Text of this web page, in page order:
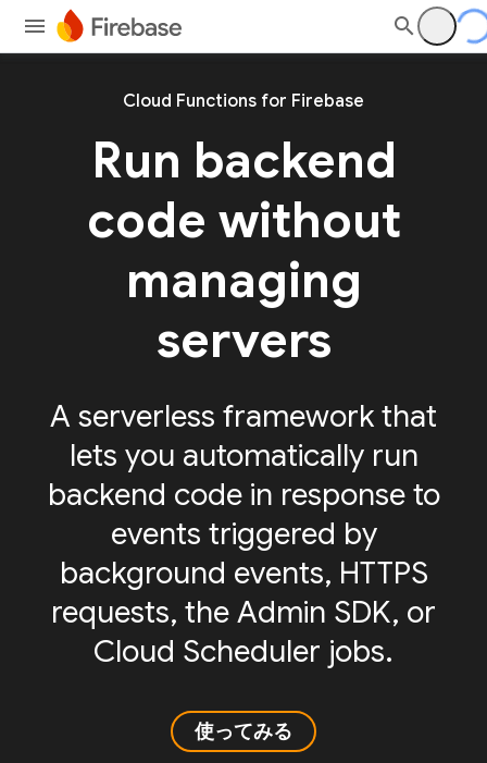
Cloud Functions for Firebase
Run backend
code without
managing
servers
A serverless framework that
lets you automatically run
backend code in response to
events triggered by
background events, HTTPS
requests, the Admin SDK, or
Cloud Scheduler jobs.
使ってみる